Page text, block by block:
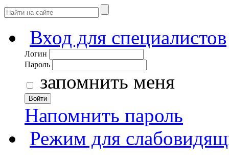
Вход для специалистов
Логин
Пароль
запомнить меня
Войти
Напомнить пароль
Режим для